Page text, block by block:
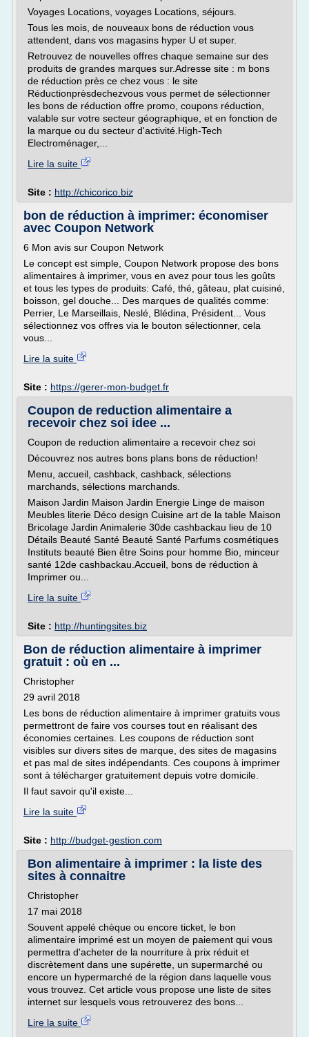
Voyages Locations, voyages Locations, séjours.
Tous les mois, de nouveaux bons de réduction vous
attendent, dans vos magasins hyper U et super.
Retrouvez de nouvelles offres chaque semaine sur des
produits de grandes marques sur.Adresse site : m bons
de réduction près ce chez vous : le site
Réductionprèsdechezvous vous permet de sélectionner
les bons de réduction offre promo, coupons réduction,
valable sur votre secteur géographique, et en fonction de
la marque ou du secteur d'activité.High-Tech
Electroménager,...
Lire la suite
Site : http://chicorico.biz
bon de réduction à imprimer: économiser
avec Coupon Network
6 Mon avis sur Coupon Network
Le concept est simple, Coupon Network propose des bons
alimentaires à imprimer, vous en avez pour tous les goûts
et tous les types de produits: Café, thé, gâteau, plat cuisiné,
boisson, gel douche... Des marques de qualités comme:
Perrier, Le Marseillais, Neslé, Blédina, Président... Vous
sélectionnez vos offres via le bouton sélectionner, cela
vous...
Lire la suite
Site : https://gerer-mon-budget.fr
Coupon de reduction alimentaire a
recevoir chez soi idee ...
Coupon de reduction alimentaire a recevoir chez soi
Découvrez nos autres bons plans bons de réduction!
Menu, accueil, cashback, cashback, sélections
marchands, sélections marchands.
Maison Jardin Maison Jardin Energie Linge de maison
Meubles literie Déco design Cuisine art de la table Maison
Bricolage Jardin Animalerie 30de cashbackau lieu de 10
Détails Beauté Santé Beauté Santé Parfums cosmétiques
Instituts beauté Bien être Soins pour homme Bio, minceur
santé 12de cashbackau.Accueil, bons de réduction à
Imprimer ou...
Lire la suite
Site : http://huntingsites.biz
Bon de réduction alimentaire à imprimer
gratuit : où en ...
Christopher
29 avril 2018
Les bons de réduction alimentaire à imprimer gratuits vous
permettront de faire vos courses tout en réalisant des
économies certaines. Les coupons de réduction sont
visibles sur divers sites de marque, des sites de magasins
et pas mal de sites indépendants. Ces coupons à imprimer
sont à télécharger gratuitement depuis votre domicile.
Il faut savoir qu'il existe...
Lire la suite
Site : http://budget-gestion.com
Bon alimentaire à imprimer : la liste des
sites à connaitre
Christopher
17 mai 2018
Souvent appelé chèque ou encore ticket, le bon
alimentaire imprimé est un moyen de paiement qui vous
permettra d'acheter de la nourriture à prix réduit et
discrètement dans une supérette, un supermarché ou
encore un hypermarché de la région dans laquelle vous
vous trouvez. Cet article vous propose une liste de sites
internet sur lesquels vous retrouverez des bons...
Lire la suite